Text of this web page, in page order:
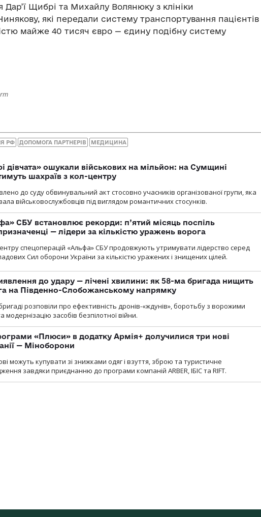
Дар’ї Щибрі та Михайлу Волянюку з клініки
які передали систему транспортування пацієнтів
майже 40 тисяч євро — єдину подібну систему
РФ ДОПОМОГА ПАРТНЕРІВ МЕДИЦИНА
дівчата» ошукали військових на мільйон: на Сумщині
шахраїв з кол-центру
до суду обвинувальний акт стосовно учасників організованої групи, яка
військовослужбовців під виглядом романтичних стосунків.
СБУ встановлює рекорди: п’ятий місяць поспіль
— лідери за кількістю уражень ворога
спецоперацій «Альфа» СБУ продовжують утримувати лідерство серед
Сил оборони України за кількістю уражених і знищених цілей.
до удару — лічені хвилини: як 58-ма бригада нищить
на Південно-Слобожанському напрямку
розповіли про ефективність дронів-«ждунів», боротьбу з ворожими
модернізацію засобів безпілотної війни.
«Плюси» в додатку Армія+ долучилися три нові
— Міноборони
можуть купувати зі знижками одяг і взуття, зброю та туристичне
завдяки приєднанню до програми компаній ARBER, ІБІС та RIFT.